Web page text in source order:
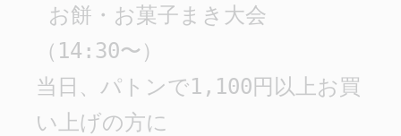
（14:30〜）
当日、パトンで1,100円以上お買
い上げの方に